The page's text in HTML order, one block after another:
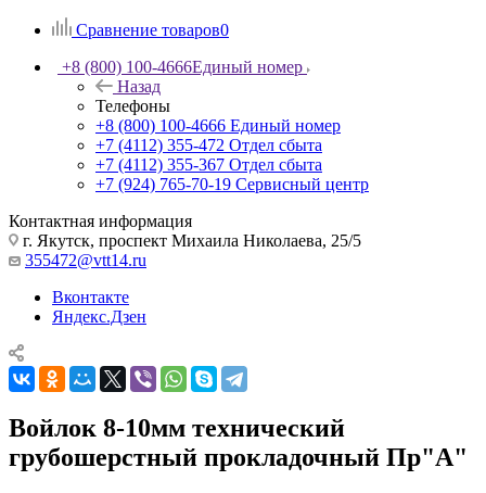
Сравнение товаров0
+8 (800) 100-4666Единый номер
Назад
Телефоны
+8 (800) 100-4666 Единый номер
+7 (4112) 355-472 Отдел сбыта
+7 (4112) 355-367 Отдел сбыта
+7 (924) 765-70-19 Сервисный центр
Контактная информация
г. Якутск, проспект Михаила Николаева, 25/5
355472@vtt14.ru
Вконтакте
Яндекс.Дзен
Войлок 8-10мм технический
грубошерстный прокладочный Пр"А"